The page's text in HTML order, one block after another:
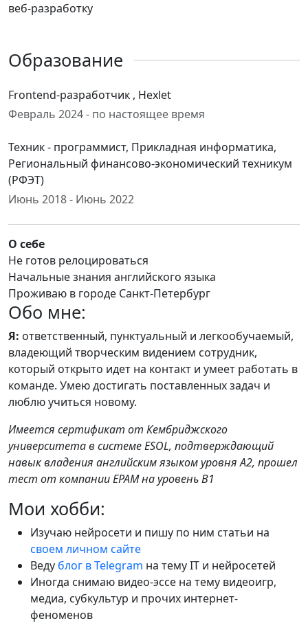
веб-разработку
Образование
Frontend-разработчик , Hexlet
Февраль 2024 - по настоящее время
Техник - программист, Прикладная информатика,
Региональный финансово-экономический техникум
(РФЭТ)
Июнь 2018 - Июнь 2022
О себе
Не готов релоцироваться
Начальные знания английского языка
Проживаю в городе Санкт-Петербург
Обо мне:
Я: ответственный, пунктуальный и легкообучаемый,
владеющий творческим видением сотрудник,
который открыто идет на контакт и умеет работать в
команде. Умею достигать поставленных задач и
люблю учиться новому.
Имеется сертификат от Кембриджского
университета в системе ESOL, подтверждающий
навык владения английским языком уровня A2, прошел
тест от компании EPAM на уровень B1
Мои хобби:
Изучаю нейросети и пишу по ним статьи на
своем личном сайте
Веду блог в Telegram на тему IT и нейросетей
Иногда снимаю видео-эссе на тему видеоигр,
медиа, субкультур и прочих интернет-
феноменов